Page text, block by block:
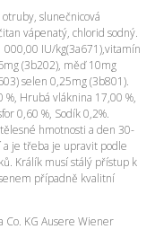
slunečnicová
vápenatý, chlorid sodný.
IU/kg(3a671),vitamín
(3b202), měď 10mg
selen 0,25mg (3b801).
Hrubá vláknina 17,00 %,
0,60 %, Sodík 0,2%.
hmotnosti a den 30-
je třeba je upravit podle
Králík musí stálý přístup k
případně kvalitní
KG Ausere Wiener